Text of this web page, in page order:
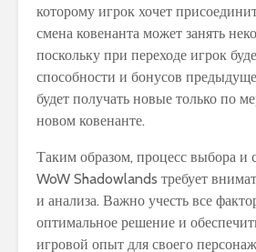
которому игрок хочет
смена ковенанта может занять
поскольку при переходе игрок
способности и бонусов
будет получать новые только по
новом ковенанте.
Таким образом, процесс выбора и
WoW Shadowlands требует
и анализа. Важно учесть все
оптимальное решение и
игровой опыт для своего